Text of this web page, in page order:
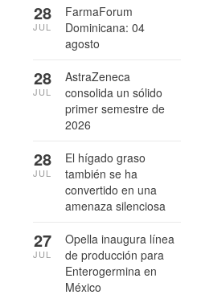
FarmaForum
Dominicana: 04
agosto
28
JUL
AstraZeneca
consolida un sólido
primer semestre de
2026
28
JUL
El hígado graso
también se ha
convertido en una
amenaza silenciosa
28
JUL
Opella inaugura línea
de producción para
Enterogermina en
México
27
JUL